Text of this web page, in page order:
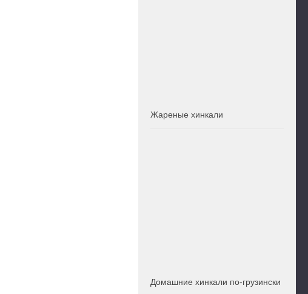
Жареные хинкали
Домашние хинкали по-грузински